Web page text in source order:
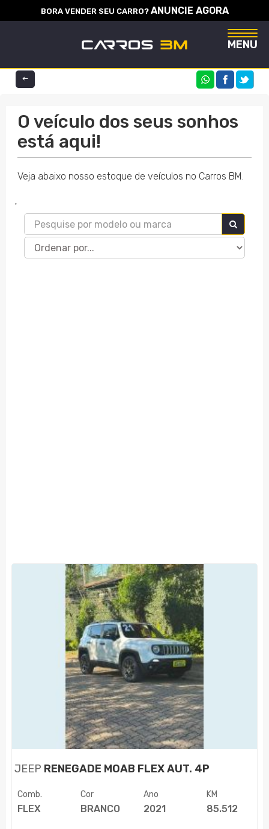
BORA VENDER SEU CARRO? ANUNCIE AGORA
MENU
O veículo dos seus sonhos
está aqui!
Veja abaixo nosso estoque de veículos no Carros BM.
'
JEEP RENEGADE MOAB FLEX AUT. 4P
Comb.
FLEX
Cor
BRANCO
Ano
2021
KM
85.512